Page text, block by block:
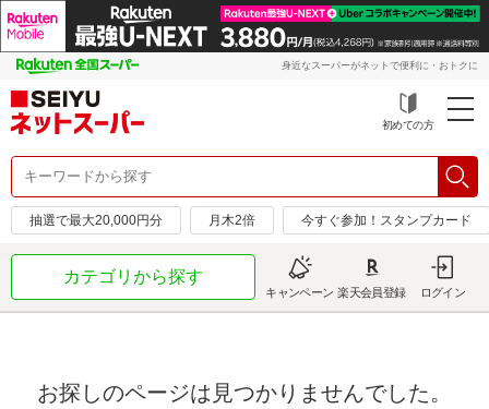
身近なスーパーがネットで便利に・おトクに
初めての方
抽選で最大20,000円分 月木2倍 今すぐ参加！スタンプカード
カテゴリから探す
キャンペーン 楽天会員登録 ログイン
お探しのページは見つかりませんでした。